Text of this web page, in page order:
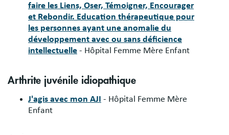
faire les Liens, Oser, Témoigner, Encourager
et Rebondir. Education thérapeutique pour
les personnes ayant une anomalie du
développement avec ou sans déficience
intellectuelle - Hôpital Femme Mère Enfant
Arthrite juvénile idiopathique
J'agis avec mon AJI - Hôpital Femme Mère
Enfant